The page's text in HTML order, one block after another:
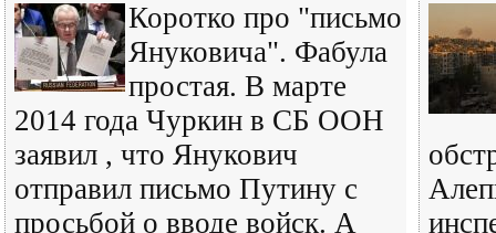
Коротко про "письмо
Януковича". Фабула
простая. В марте
2014 года Чуркин в СБ ООН
заявил , что Янукович
отправил письмо Путину с
просьбой о вводе войск. А